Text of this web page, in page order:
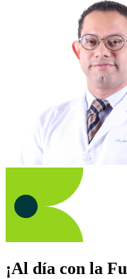
¡Al día con la